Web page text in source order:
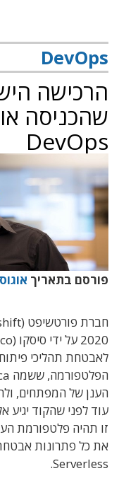
DevOps
הרכישה
שהכניסה
DevOps
פורסם בתאריך אוגוסט 17,
2020 על ידי סיסקו (Cisco),
לאבטחת תהליכי
הענן של המפתחים,
עוד לפני שהקוד יגיע
זו תהיה פלטפורמת
Serverless.